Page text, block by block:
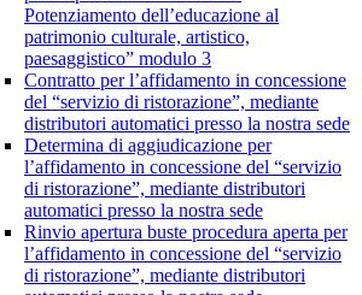
Potenziamento dell’educazione al
patrimonio culturale, artistico,
paesaggistico” modulo 3
Contratto per l’affidamento in concessione
del “servizio di ristorazione”, mediante
distributori automatici presso la nostra sede
Determina di aggiudicazione per
l’affidamento in concessione del “servizio
di ristorazione”, mediante distributori
automatici presso la nostra sede
Rinvio apertura buste procedura aperta per
l’affidamento in concessione del “servizio
di ristorazione”, mediante distributori